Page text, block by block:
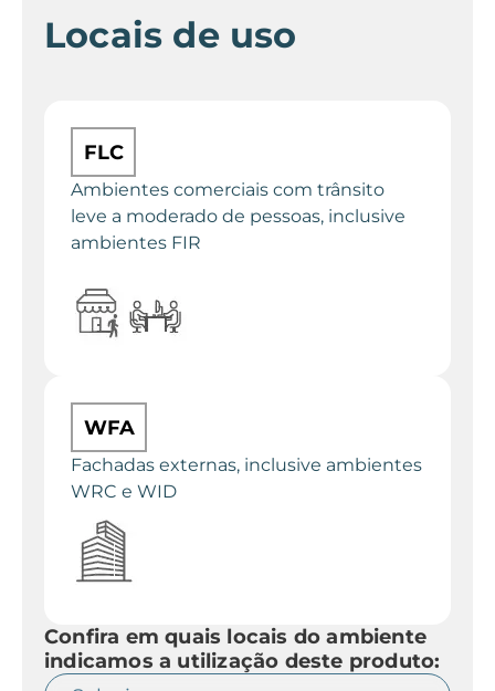
Locais de uso
FLC
Ambientes comerciais com trânsito
leve a moderado de pessoas, inclusive
ambientes FIR
WFA
Fachadas externas, inclusive ambientes
WRC e WID
Confira em quais locais do ambiente
indicamos a utilização deste produto: